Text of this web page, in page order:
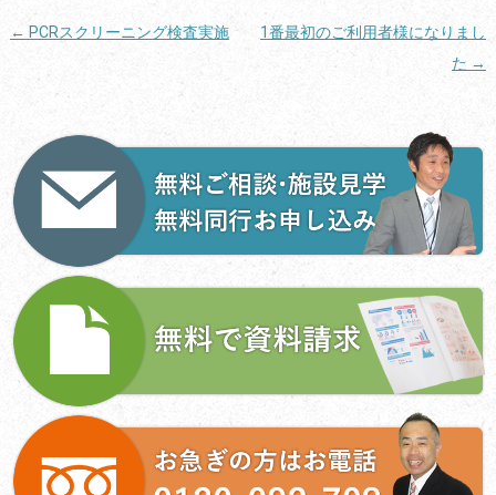
投
ー
シ
← PCRスクリーニング検査実施
1番最初のご利用者様になりまし
た →